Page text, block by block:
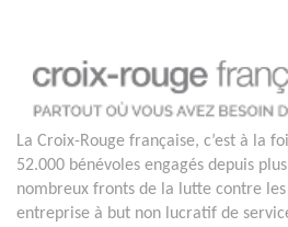
La Croix-Rouge française, c’est à la
52.000 bénévoles engagés depuis
nombreux fronts de la lutte contre
entreprise à but non lucratif de